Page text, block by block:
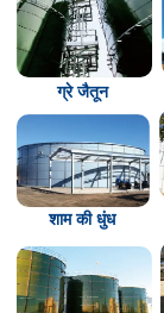
ग्रे जैतून
शाम की धुंध